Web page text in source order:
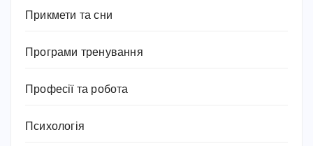
Прикмети та сни
Програми тренування
Професії та робота
Психологія